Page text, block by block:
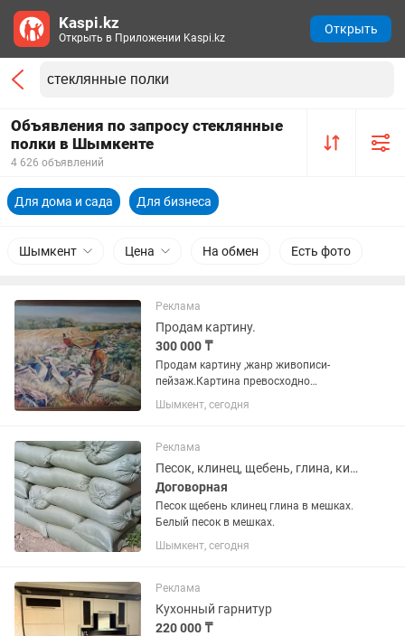
Объявления по запросу стеклянные
полки в Шымкенте
4 626 объявлений
Для дома и сада Для бизнеса
Шымкент Цена На обмен Есть фото
Реклама
Продам картину.
300 000 ₸
Продам картину ,жанр живописи-
пейзаж.Картина превосходно
выполнена профессиональным
художником-педагогом. ,,Фазаны,,
110#85.Рама в подарок. Картина
подойдёт для интерьера...
Шымкент, сегодня
Реклама
Песок, клинец, щебень, глина, кирпичи
Договорная
Песок щебень клинец глина в мешках.
Белый песок в мешках.
Шымкент, сегодня
Реклама
Кухонный гарнитур
220 000 ₸
Kaspi.kz
Открыть в Приложении Kaspi.kz
Открыть